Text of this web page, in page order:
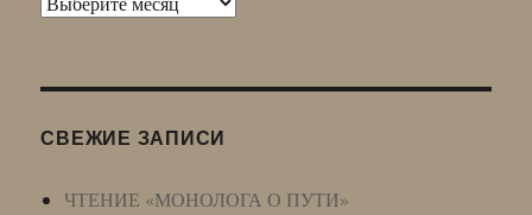
LJ
СВЕЖИЕ ЗАПИСИ
ЧТЕНИЕ «МОНОЛОГА О ПУТИ»